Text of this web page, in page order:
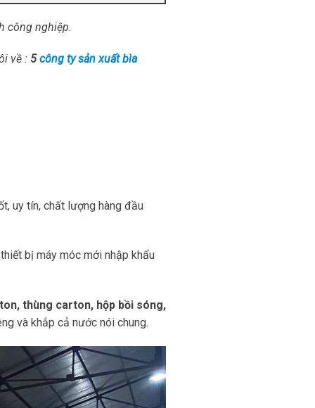
công nghiệp.
về : 5công ty sản xuất bìa
uy tín, chất lượng hàng đầu
bị máy móc mới nhập khẩu
thùng carton, hộp bồi sóng,
và khắp cả nước nói chung.